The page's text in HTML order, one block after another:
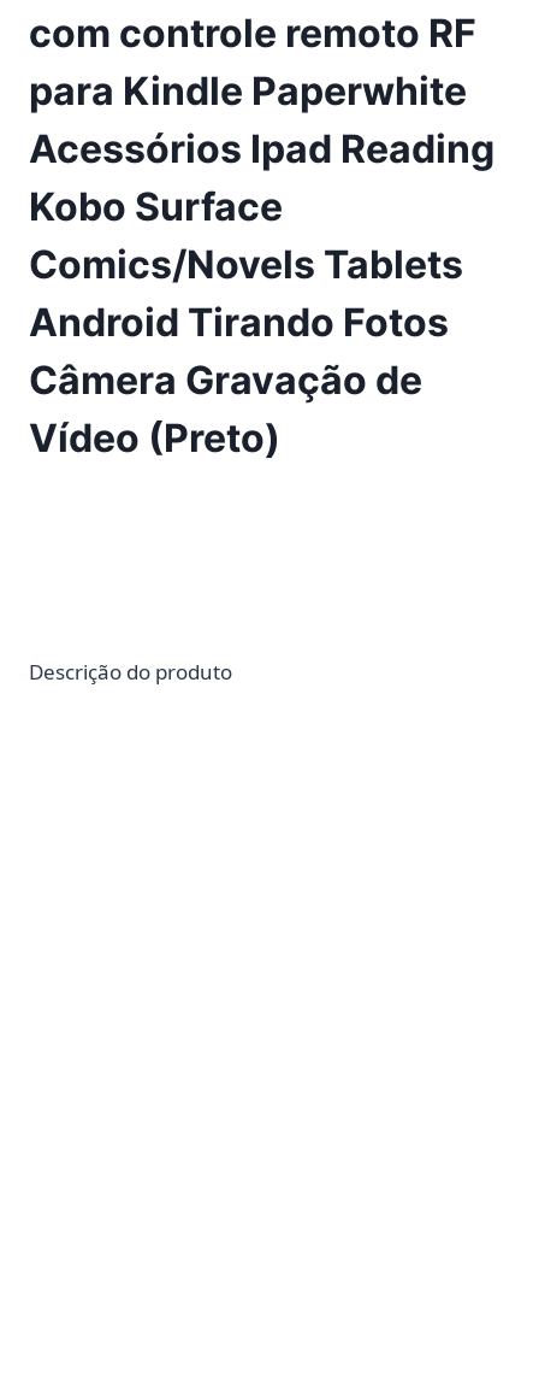
com controle remoto RF
para Kindle Paperwhite
Acessórios Ipad Reading
Kobo Surface
Comics/Novels Tablets
Android Tirando Fotos
Câmera Gravação de
Vídeo (Preto)
Descrição do produto